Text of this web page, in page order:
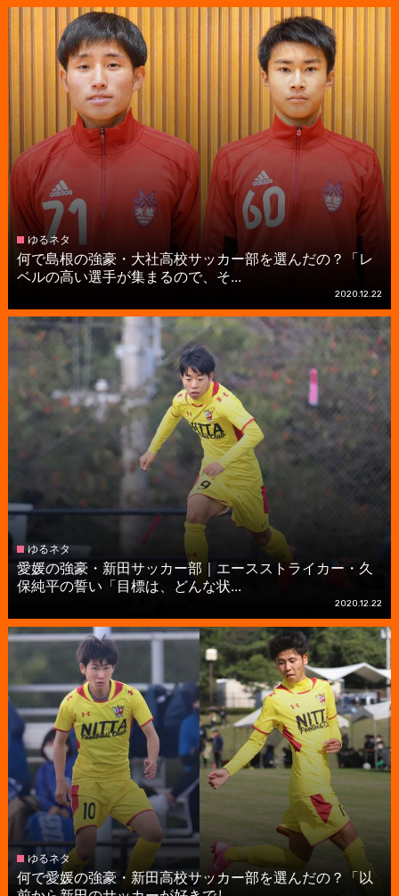
ゆるネタ
何で島根の強豪・大社高校サッカー部を選んだの？「レ
ベルの高い選手が集まるので、そ...
2020.12.22
ゆるネタ
愛媛の強豪・新田サッカー部｜エースストライカー・久
保純平の誓い「目標は、どんな状...
2020.12.22
ゆるネタ
何で愛媛の強豪・新田高校サッカー部を選んだの？「以